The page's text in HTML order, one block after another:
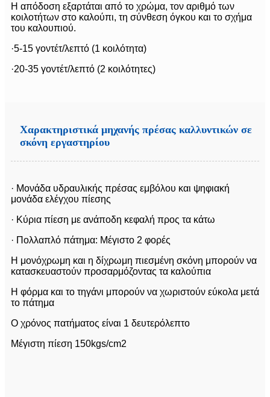
Η απόδοση εξαρτάται από το χρώμα, τον αριθμό των
κοιλοτήτων στο καλούπι, τη σύνθεση όγκου και το σχήμα
του καλουπιού.
·5-15 γοντέτ/λεπτό (1 κοιλότητα)
·20-35 γοντέτ/λεπτό (2 κοιλότητες)
Χαρακτηριστικά μηχανής πρέσας καλλυντικών σε
σκόνη εργαστηρίου
· Μονάδα υδραυλικής πρέσας εμβόλου και ψηφιακή
μονάδα ελέγχου πίεσης
· Κύρια πίεση με ανάποδη κεφαλή προς τα κάτω
· Πολλαπλό πάτημα: Μέγιστο 2 φορές
Η μονόχρωμη και η δίχρωμη πιεσμένη σκόνη μπορούν να
κατασκευαστούν προσαρμόζοντας τα καλούπια
Η φόρμα και το τηγάνι μπορούν να χωριστούν εύκολα μετά
το πάτημα
Ο χρόνος πατήματος είναι 1 δευτερόλεπτο
Μέγιστη πίεση 150kgs/cm2